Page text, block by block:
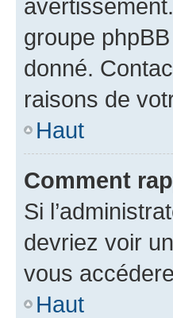
groupe
donné.
raisons de
Haut
Comment
Si
devriez voir
vous
Haut